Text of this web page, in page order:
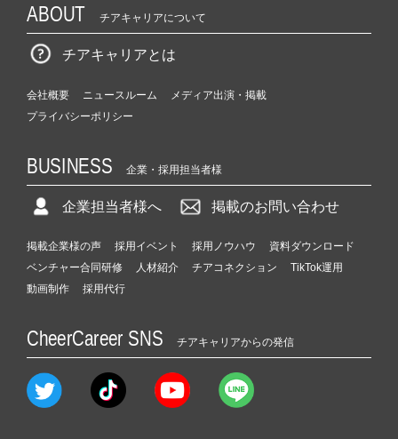
ABOUT チアキャリアについて
チアキャリアとは
会社概要 ニュースルーム
メディア出演・掲載
プライバシーポリシー
BUSINESS 企業・採用担当者様
企業担当者様へ 掲載のお問い合わせ
掲載企業様の声 採用イベント 採用ノウハウ
資料ダウンロード
ベンチャー合同研修
人材紹介 チアコネクション
TikTok運用
動画制作
採用代行
CheerCareer SNS チアキャリアからの発信